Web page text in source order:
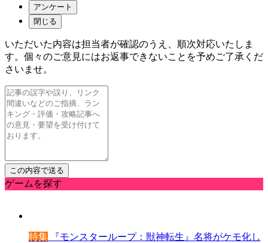
アンケート
閉じる
いただいた内容は担当者が確認のうえ、順次対応いたしま
す。個々のご意見にはお返事できないことを予めご了承くだ
さいませ。
ゲームを探す
特集 『モンスターループ：獣神転生』名将がケモ化し